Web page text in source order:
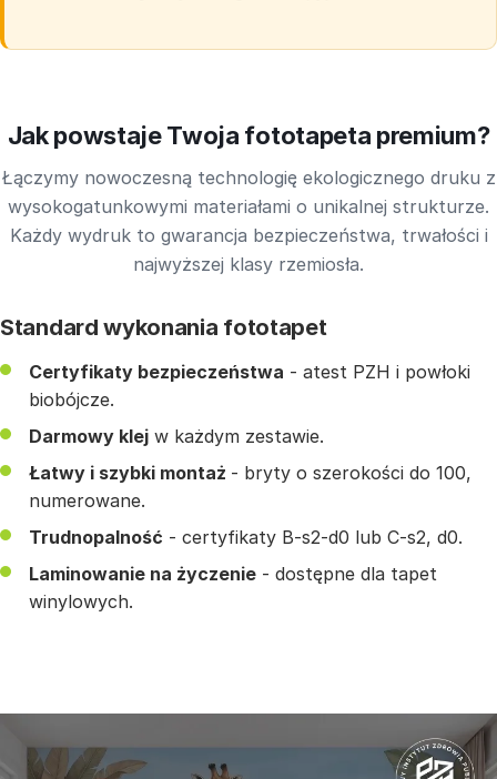
Jak powstaje Twoja fototapeta premium?
Łączymy nowoczesną technologię ekologicznego druku z
wysokogatunkowymi materiałami o unikalnej strukturze.
Każdy wydruk to gwarancja bezpieczeństwa, trwałości i
najwyższej klasy rzemiosła.
Standard wykonania fototapet
Certyfikaty bezpieczeństwa - atest PZH i powłoki
biobójcze.
Darmowy klej w każdym zestawie.
Łatwy i szybki montaż - bryty o szerokości do 100,
numerowane.
Trudnopalność - certyfikaty B-s2-d0 lub C-s2, d0.
Laminowanie na życzenie - dostępne dla tapet
winylowych.